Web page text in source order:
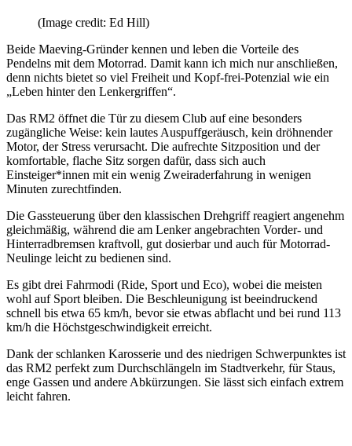
(Image credit: Ed Hill)
Beide Maeving-Gründer kennen und leben die Vorteile des
Pendelns mit dem Motorrad. Damit kann ich mich nur anschließen,
denn nichts bietet so viel Freiheit und Kopf-frei-Potenzial wie ein
„Leben hinter den Lenkergriffen“.
Das RM2 öffnet die Tür zu diesem Club auf eine besonders
zugängliche Weise: kein lautes Auspuffgeräusch, kein dröhnender
Motor, der Stress verursacht. Die aufrechte Sitzposition und der
komfortable, flache Sitz sorgen dafür, dass sich auch
Einsteiger*innen mit ein wenig Zweiraderfahrung in wenigen
Minuten zurechtfinden.
Die Gassteuerung über den klassischen Drehgriff reagiert angenehm
gleichmäßig, während die am Lenker angebrachten Vorder- und
Hinterradbremsen kraftvoll, gut dosierbar und auch für Motorrad-
Neulinge leicht zu bedienen sind.
Es gibt drei Fahrmodi (Ride, Sport und Eco), wobei die meisten
wohl auf Sport bleiben. Die Beschleunigung ist beeindruckend
schnell bis etwa 65 km/h, bevor sie etwas abflacht und bei rund 113
km/h die Höchstgeschwindigkeit erreicht.
Dank der schlanken Karosserie und des niedrigen Schwerpunktes ist
das RM2 perfekt zum Durchschlängeln im Stadtverkehr, für Staus,
enge Gassen und andere Abkürzungen. Sie lässt sich einfach extrem
leicht fahren.